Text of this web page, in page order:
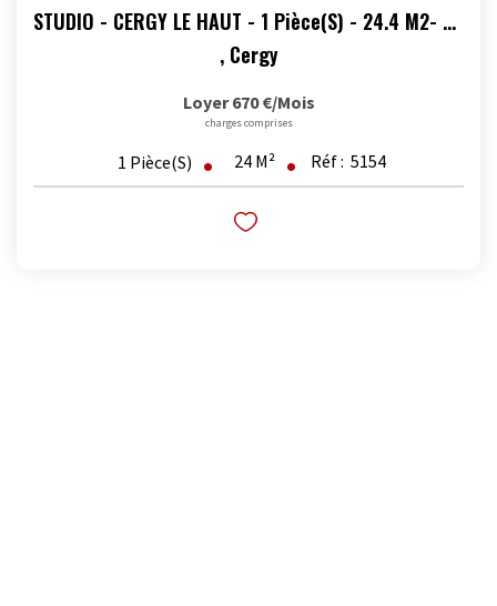
STUDIO - CERGY LE HAUT - 1 Pièce(s) - 24.4 M2- Parking En...
, Cergy
Loyer 670 €/mois
charges comprises
1 Pièce(s) 24 M² Réf : 5154